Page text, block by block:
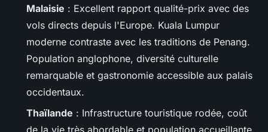
Malaisie : Excellent rapport qualité-prix avec des
vols directs depuis l'Europe. Kuala Lumpur
moderne contraste avec les traditions de Penang.
Population anglophone, diversité culturelle
remarquable et gastronomie accessible aux palais
occidentaux.
Thaïlande : Infrastructure touristique rodée, coût
de la vie très abordable et population accueillante.